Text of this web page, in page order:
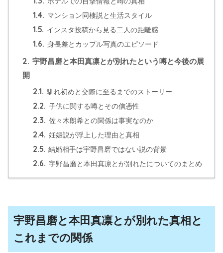
1.4. マンション同棲説と生活スタイル
1.5. インスタ投稿から見る二人の距離感
1.6. 身長差とカップル写真のエピソード
2. 宇野昌磨と本田真凛とが別れたという噂と今後の展
開
2.1. 馴れ初めと交際に至るまでのストーリー
2.2. 子供に関する噂とその信憑性
2.3. 佐々木朗希との関係は事実なのか
2.4. 妊娠説が浮上した理由と真相
2.5. 結婚相手は宇野昌磨ではない説の背景
2.6. 宇野昌磨と本田真凛とが別れたについてのまとめ
宇野昌磨と本田真凛とが別れた真相と
これまでの関係